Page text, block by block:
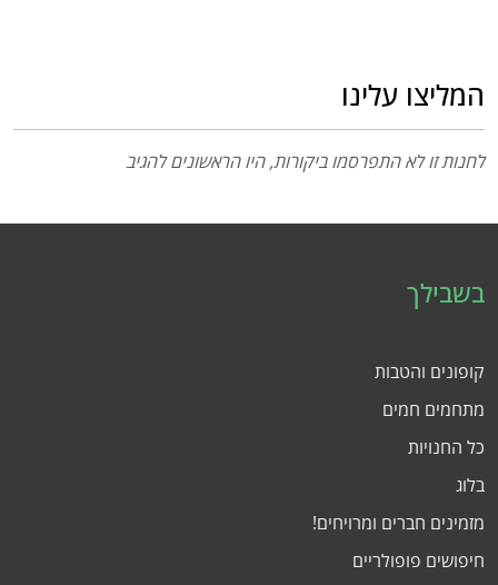
המליצו עלינו
לחנות זו לא התפרסמו ביקורות, היו הראשונים להגיב
בשבילך
קופונים והטבות
מתחמים חמים
כל החנויות
בלוג
מזמינים חברים ומרויחים!
חיפושים פופולריים